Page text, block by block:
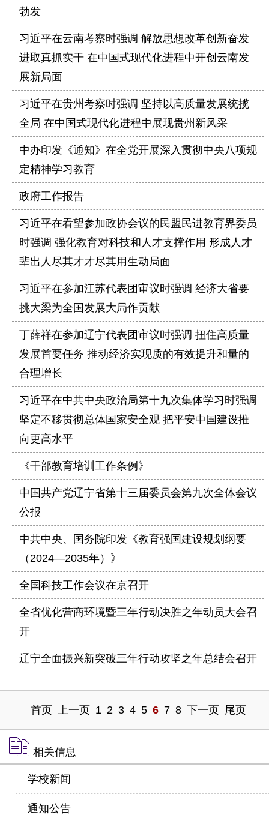
勃发
习近平在云南考察时强调 解放思想改革创新奋发
进取真抓实干 在中国式现代化进程中开创云南发
展新局面
习近平在贵州考察时强调 坚持以高质量发展统揽
全局 在中国式现代化进程中展现贵州新风采
中办印发《通知》在全党开展深入贯彻中央八项规
定精神学习教育
政府工作报告
习近平在看望参加政协会议的民盟民进教育界委员
时强调 强化教育对科技和人才支撑作用 形成人才
辈出人尽其才才尽其用生动局面
习近平在参加江苏代表团审议时强调 经济大省要
挑大梁为全国发展大局作贡献
丁薛祥在参加辽宁代表团审议时强调 扭住高质量
发展首要任务 推动经济实现质的有效提升和量的
合理增长
习近平在中共中央政治局第十九次集体学习时强调
坚定不移贯彻总体国家安全观 把平安中国建设推
向更高水平
《干部教育培训工作条例》
中国共产党辽宁省第十三届委员会第九次全体会议
公报
中共中央、国务院印发《教育强国建设规划纲要
（2024—2035年）》
全国科技工作会议在京召开
全省优化营商环境暨三年行动决胜之年动员大会召
开
辽宁全面振兴新突破三年行动攻坚之年总结会召开
首页 上一页 1 2 3 4 5 6 7 8 下一页 尾页
相关信息
学校新闻
通知公告